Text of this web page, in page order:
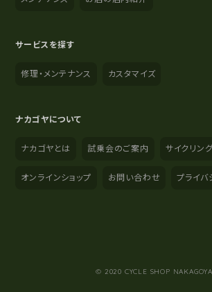
サービスを探す
修理・メンテナンス カスタマイズ
ナカゴヤについて
ナカゴヤとは 試乗会のご案内 サイクリング
オンラインショップ お問い合わせ プライバ
© 2020 CYCLE SHOP